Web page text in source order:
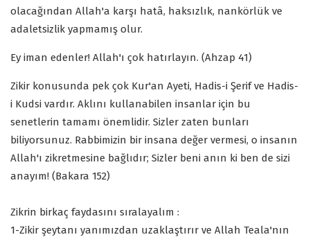
olacağından Allah'a karşı hatâ, haksızlık, nankörlük ve
adaletsizlik yapmamış olur.
Ey iman edenler! Allah'ı çok hatırlayın. (Ahzap 41)
Zikir konusunda pek çok Kur'an Ayeti, Hadis-i Şerif ve Hadis-
i Kudsi vardır. Aklını kullanabilen insanlar için bu
senetlerin tamamı önemlidir. Sizler zaten bunları
biliyorsunuz. Rabbimizin bir insana değer vermesi, o insanın
Allah'ı zikretmesine bağlıdır; Sizler beni anın ki ben de sizi
anayım! (Bakara 152)
Zikrin birkaç faydasını sıralayalım :
1-Zikir şeytanı yanımızdan uzaklaştırır ve Allah Teala'nın